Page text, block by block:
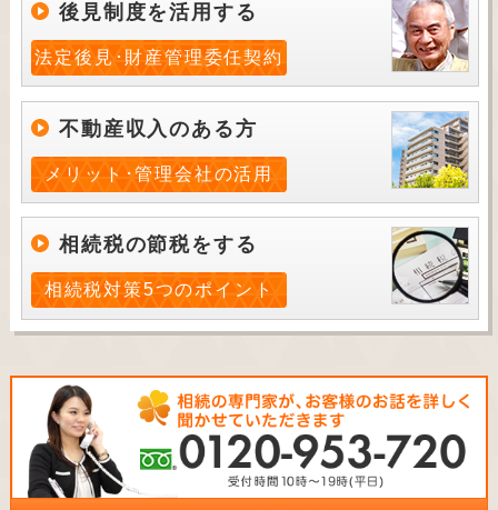
後見制度を活用する
法定後見･財産管理委任契約
不動産収入のある方
メリット･管理会社の活用
相続税の節税をする
相続税対策5つのポイント